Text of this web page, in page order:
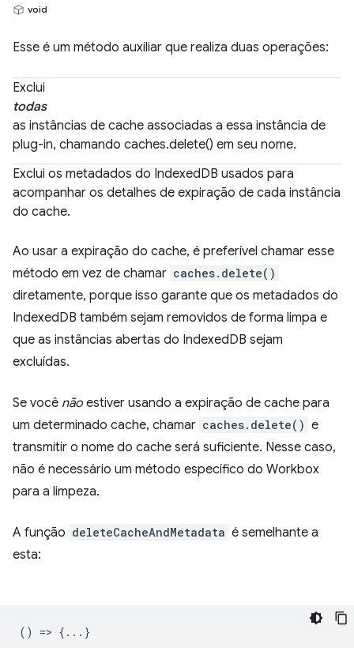
void
Esse é um método auxiliar que realiza duas operações:
Exclui
todas
as instâncias de cache associadas a essa instância de
plug-in, chamando caches.delete() em seu nome.
Exclui os metadados do IndexedDB usados para
acompanhar os detalhes de expiração de cada instância
do cache.
Ao usar a expiração do cache, é preferível chamar esse
método em vez de chamar caches.delete()
diretamente, porque isso garante que os metadados do
IndexedDB também sejam removidos de forma limpa e
que as instâncias abertas do IndexedDB sejam
excluídas.
Se você não estiver usando a expiração de cache para
um determinado cache, chamar caches.delete() e
transmitir o nome do cache será suficiente. Nesse caso,
não é necessário um método específico do Workbox
para a limpeza.
A função deleteCacheAndMetadata é semelhante a
esta:
() => {...}